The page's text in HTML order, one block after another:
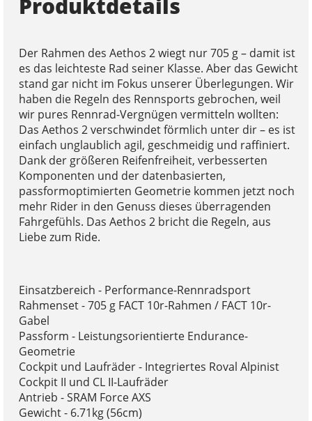
Produktdetails
Der Rahmen des Aethos 2 wiegt nur 705 g – damit ist
es das leichteste Rad seiner Klasse. Aber das Gewicht
stand gar nicht im Fokus unserer Überlegungen. Wir
haben die Regeln des Rennsports gebrochen, weil
wir pures Rennrad-Vergnügen vermitteln wollten:
Das Aethos 2 verschwindet förmlich unter dir – es ist
einfach unglaublich agil, geschmeidig und raffiniert.
Dank der größeren Reifenfreiheit, verbesserten
Komponenten und der datenbasierten,
passformoptimierten Geometrie kommen jetzt noch
mehr Rider in den Genuss dieses überragenden
Fahrgefühls. Das Aethos 2 bricht die Regeln, aus
Liebe zum Ride.
Einsatzbereich - Performance-Rennradsport
Rahmenset - 705 g FACT 10r-Rahmen / FACT 10r-
Gabel
Passform - Leistungsorientierte Endurance-
Geometrie
Cockpit und Laufräder - Integriertes Roval Alpinist
Cockpit II und CL II-Laufräder
Antrieb - SRAM Force AXS
Gewicht - 6.71kg (56cm)